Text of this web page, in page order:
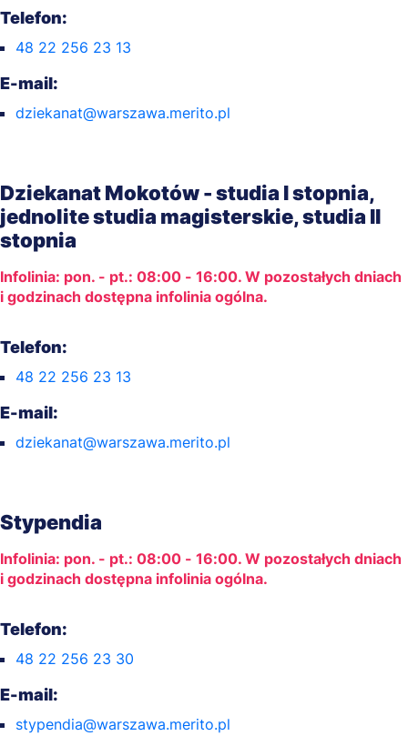
Telefon:
48 22 256 23 13
E-mail:
dziekanat@warszawa.merito.pl
Dziekanat Mokotów - studia I stopnia,
jednolite studia magisterskie, studia II
stopnia
Infolinia: pon. - pt.: 08:00 - 16:00. W pozostałych dniach
i godzinach dostępna infolinia ogólna.
Telefon:
48 22 256 23 13
E-mail:
dziekanat@warszawa.merito.pl
Stypendia
Infolinia: pon. - pt.: 08:00 - 16:00. W pozostałych dniach
i godzinach dostępna infolinia ogólna.
Telefon:
48 22 256 23 30
E-mail:
stypendia@warszawa.merito.pl